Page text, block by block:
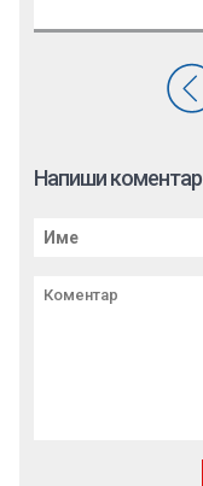
Напиши коментар